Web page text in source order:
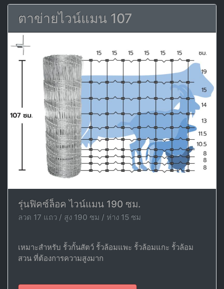
ตาข่ายไวน์แมน 107
รุ่นฟิคซ์ล็อค ไวน์แมน 190 ซม.
ลวด 17 แถว / สูง 190 ซม / ห่าง 15 ซม
เหมาะสำหรับ รั้วกั้นสัตว์ รั้วล้อมแพะ รั้วล้อมแกะ รั้วล้อม
สวน ที่ต้องการความสูงมาก